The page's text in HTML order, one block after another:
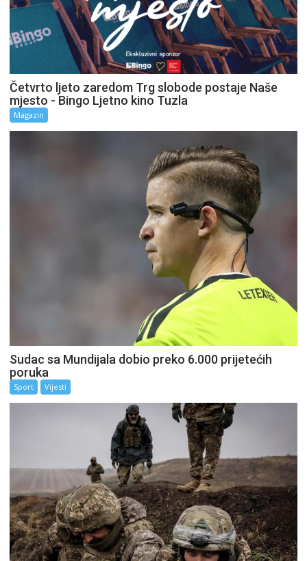
Četvrto ljeto zaredom Trg slobode postaje Naše
mjesto - Bingo Ljetno kino Tuzla
Magazin
Sudac sa Mundijala dobio preko 6.000 prijetećih
poruka
Sport Vijesti